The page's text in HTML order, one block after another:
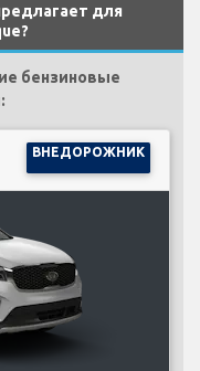
для
бензиновые
ВНЕДОРОЖНИК